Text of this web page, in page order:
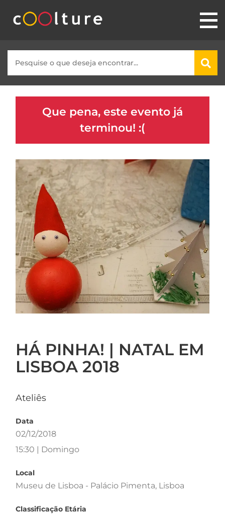
Que pena, este evento já
terminou! :(
HÁ PINHA! | NATAL EM
LISBOA 2018
Ateliês
Data
02/12/2018
15:30 | Domingo
Local
Museu de Lisboa - Palácio Pimenta, Lisboa
Classificação Etária